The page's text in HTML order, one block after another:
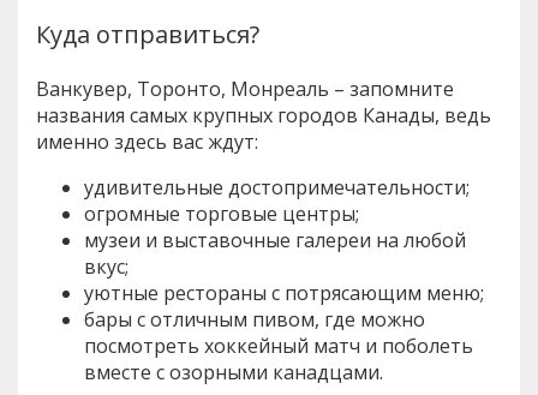
Куда отправиться?
Ванкувер, Торонто, Монреаль – запомните
названия самых крупных городов Канады, ведь
именно здесь вас ждут:
удивительные достопримечательности;
огромные торговые центры;
музеи и выставочные галереи на любой
вкус;
уютные рестораны с потрясающим меню;
бары с отличным пивом, где можно
посмотреть хоккейный матч и поболеть
вместе с озорными канадцами.